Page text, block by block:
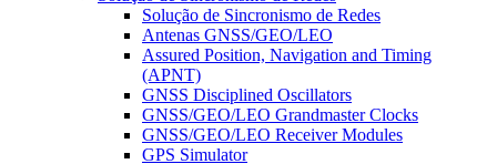
Solução de Sincronismo de Redes
Antenas GNSS/GEO/LEO
Assured Position, Navigation and Timing
(APNT)
GNSS Disciplined Oscillators
GNSS/GEO/LEO Grandmaster Clocks
GNSS/GEO/LEO Receiver Modules
GPS Simulator